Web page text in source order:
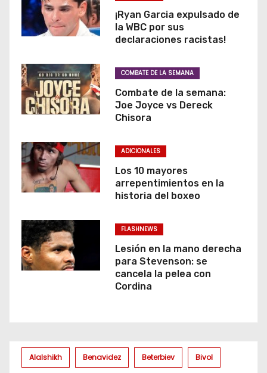
¡Ryan Garcia expulsado de
la WBC por sus
declaraciones racistas!
COMBATE DE LA SEMANA
Combate de la semana:
Joe Joyce vs Dereck
Chisora
ADICIONALES
Los 10 mayores
arrepentimientos en la
historia del boxeo
FLASHNEWS
Lesión en la mano derecha
para Stevenson: se
cancela la pelea con
Cordina
Alalshikh Benavidez Beterbiev Bivol